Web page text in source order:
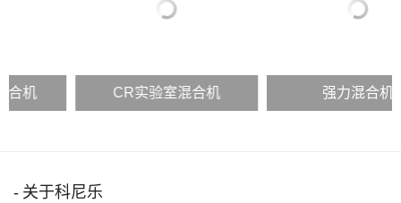
CR实验室混合机 强力混合机
关于科尼乐